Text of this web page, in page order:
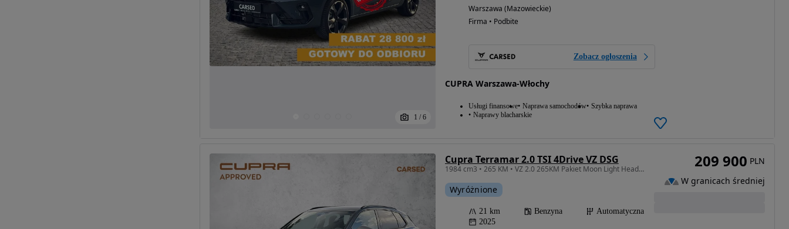
1 / 6
Warszawa (Mazowieckie)
Firma • Podbite
Zobacz ogłoszenia
CUPRA Warszawa-Włochy
Usługi finansowe Naprawa samochodów Szybka naprawa
Naprawy blacharskie
Cupra Terramar 2.0 TSI 4Drive VZ DSG
1984 cm3 • 265 KM • VZ 2.0 265KM Pakiet Moon Light Head-Up Full Link Matrix LED FV23%
Wyróżnione
21 km Benzyna
Automatyczna
2025
209 900 PLN
W granicach średniej